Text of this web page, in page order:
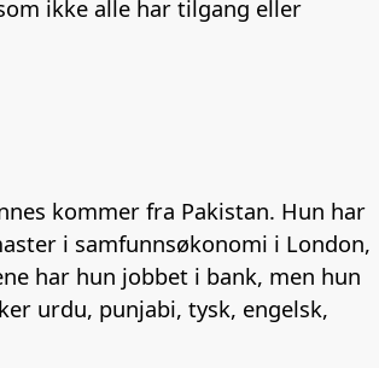
ikke alle har tilgang eller
kommer fra Pakistan. Hun har
i samfunnsøkonomi i London,
har hun jobbet i bank, men hun
urdu, punjabi, tysk, engelsk,